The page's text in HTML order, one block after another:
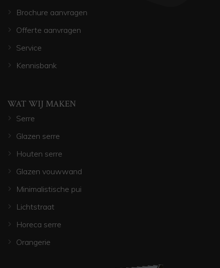
Brochure aanvragen
Offerte aanvragen
Service
Kennisbank
WAT WIJ MAKEN
Serre
Glazen serre
Houten serre
Glazen vouwwand
Minimalistische pui
Lichtstraat
Horeca serre
Orangerie